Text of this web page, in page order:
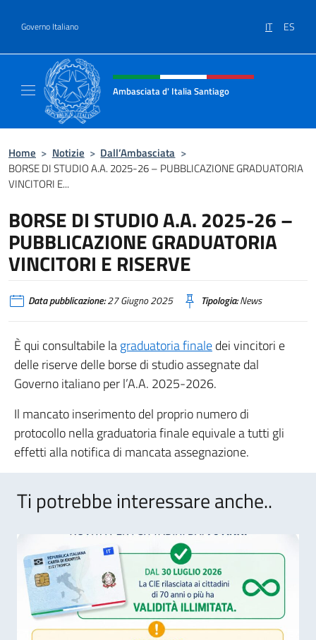
Governo Italiano IT ES
Intestazione sito, social e menù
Ambasciata d' Italia Santiago
Home > Notizie > Dall’Ambasciata >
BORSE DI STUDIO A.A. 2025-26 – PUBBLICAZIONE GRADUATORIA
VINCITORI E...
BORSE DI STUDIO A.A. 2025-26 –
PUBBLICAZIONE GRADUATORIA
VINCITORI E RISERVE
Data pubblicazione:27 Giugno 2025 Tipologia:News
È qui consultabile lagraduatoria finaledei vincitori e
delle riserve delle borse di studio assegnate dal
Governo italiano per l’A.A. 2025-2026.
Il mancato inserimento del proprio numero di
protocollo nella graduatoria finale equivale a tutti gli
effetti alla notifica di mancata assegnazione.
Ti potrebbe interessare anche..